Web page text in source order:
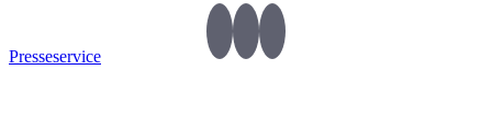
Presseservice